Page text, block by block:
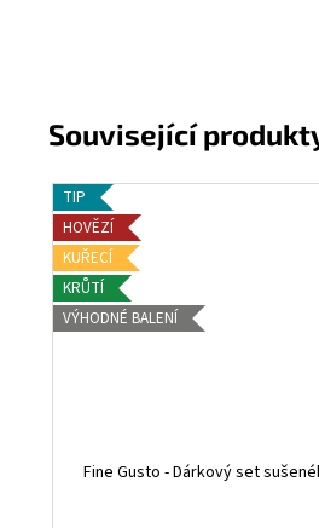
TIP
HOVĚZÍ
KUŘECÍ
KRŮTÍ
VÝHODNÉ BALENÍ
Fine Gusto - Dárkový set